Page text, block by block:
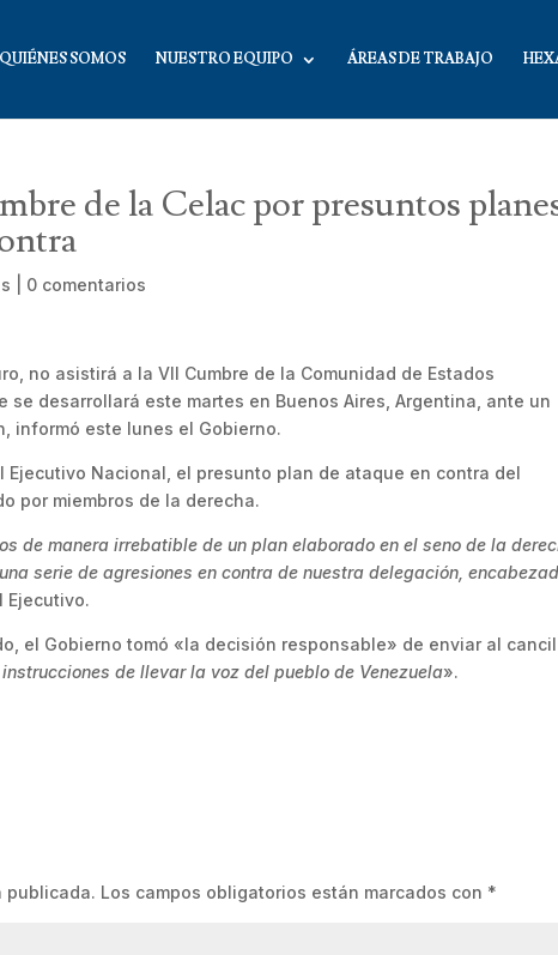
QUIÉNES SOMOS NUESTRO EQUIPO ÁREAS DE TRABAJO
de la Celac por presuntos
0 comentarios
no asistirá a la VII Cumbre de la Comunidad de Estados
se desarrollará este martes en Buenos Aires, Argentina, ante un
informó este lunes el Gobierno.
Ejecutivo Nacional, el presunto plan de ataque en contra del
por miembros de la derecha.
de manera irrebatible de un plan elaborado en el seno de la
serie de agresiones en contra de nuestra delegación,
Ejecutivo.
el Gobierno tomó «la decisión responsable» de enviar al
de llevar la voz del pueblo de Venezuela».
publicada. Los campos obligatorios están marcados con *